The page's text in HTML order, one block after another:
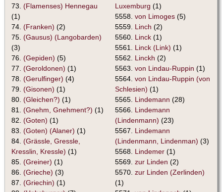
73. (Flamenses) Hennegau
(1)
74. (Franken) (2)
75. (Gausus) (Langobarden)
(3)
76. (Gepiden) (5)
77. (Geroldonen) (1)
78. (Gerulfinger) (4)
79. (Gisonen) (1)
80. (Gleichen?) (1)
81. (Gnehm, Gnehment?) (1)
82. (Goten) (1)
83. (Goten) (Alaner) (1)
84. (Grässle, Gressle,
Kresslin, Kressle) (1)
85. (Greiner) (1)
86. (Grieche) (3)
87. (Griechin) (1)
Luxemburg (1)
5558. von Limoges (5)
5559. Linch (2)
5560. Linck (1)
5561. Linck (Link) (1)
5562. Linckh (2)
5563. von Lindau-Ruppin (1)
5564. von Lindau-Ruppin (von
Schlesien) (1)
5565. Lindemann (28)
5566. Lindemann
(Lindenmann) (23)
5567. Lindemann
(Lindenmann, Lindenman) (3)
5568. Lindemer (1)
5569. zur Linden (2)
5570. zur Linden (Zerlinden)
(1)